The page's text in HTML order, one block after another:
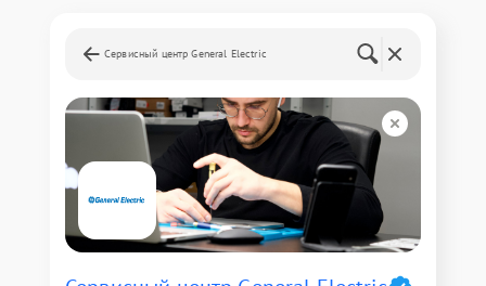
Сервисный центр General Electric